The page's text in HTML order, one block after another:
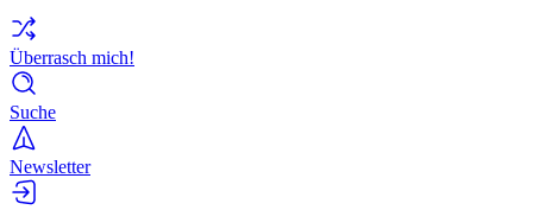
Überrasch mich!
Suche
Newsletter